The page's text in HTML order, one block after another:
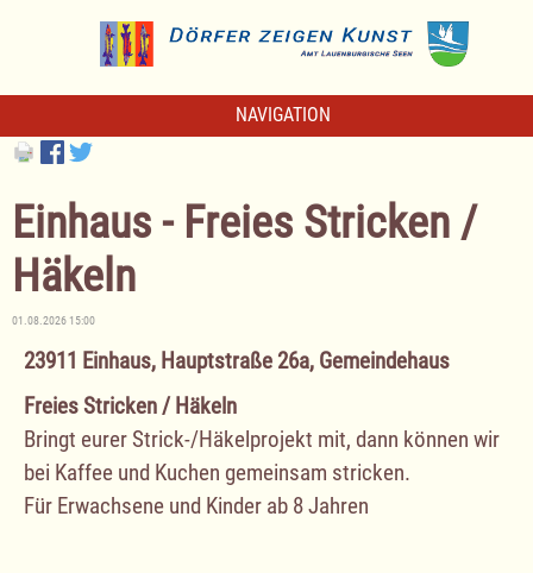
NAVIGATION
Einhaus - Freies Stricken /
Häkeln
01.08.2026 15:00
23911 Einhaus, Hauptstraße 26a, Gemeindehaus
Freies Stricken / Häkeln
Bringt eurer Strick-/Häkelprojekt mit, dann können wir
bei Kaffee und Kuchen gemeinsam stricken.
Für Erwachsene und Kinder ab 8 Jahren